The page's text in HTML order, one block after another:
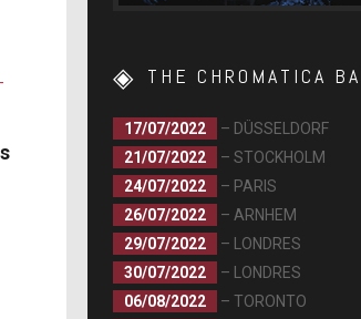
THE CHROMATICA
17/07/2022
– DÜSSELDORF
21/07/2022
– STOCKHOLM
24/07/2022
– PARIS
26/07/2022
– ARNHEM
29/07/2022
– LONDRES
30/07/2022
– LONDRES
06/08/2022
– TORONTO